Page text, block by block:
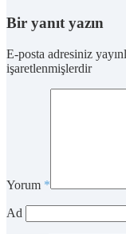
Bir yanıt yazın
E-posta adresiniz
işaretlenmişlerdir
Yorum *
Ad